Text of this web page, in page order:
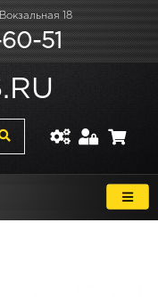
18
51